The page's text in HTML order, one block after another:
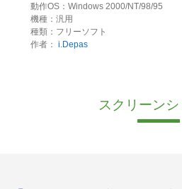
動作OS：Windows 2000/NT/98/95
機種：汎用
種類：フリーソフト
作者： i.Depas
スクリーンシ